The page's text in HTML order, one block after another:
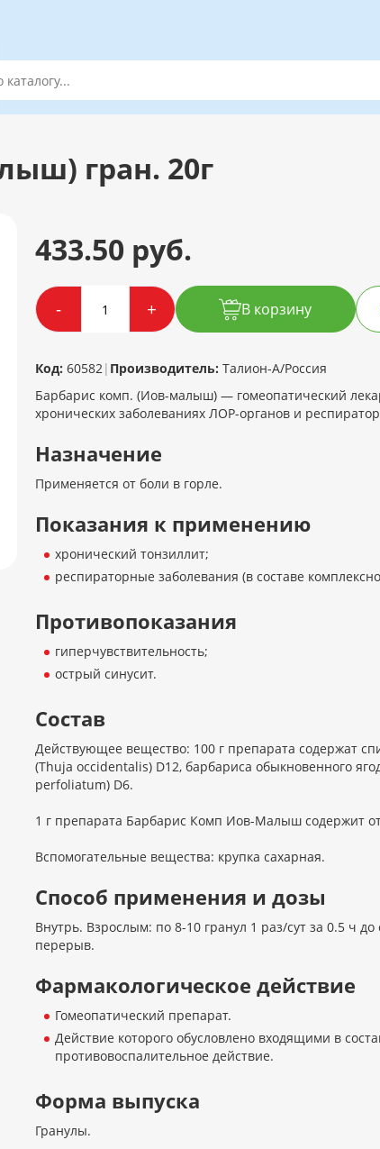
гран. 20г
433.50 руб.
- + В корзину
Код: 60582| Производитель: Талион-А/Россия
Барбарис комп. (Иов-малыш) — гомеопатический
хронических заболеваниях ЛОР-органов и
Назначение
Применяется от боли в горле.
Показания к применению
хронический тонзиллит;
респираторные заболевания (в составе
Противопоказания
гиперчувствительность;
острый синусит.
Состав
Действующее вещество: 100 г препарата содержат
(Thuja occidentalis) D12, барбариса обыкновенного
perfoliatum) D6.
1 г препарата Барбарис Комп Иов-Малыш содержит
Вспомогательные вещества: крупка сахарная.
Способ применения и дозы
Внутрь. Взрослым: по 8-10 гранул 1 раз/сут за 0.5 ч
перерыв.
Фармакологическое действие
Гомеопатический препарат.
Действие которого обусловлено входящими в
противовоспалительное действие.
Форма выпуска
Гранулы.